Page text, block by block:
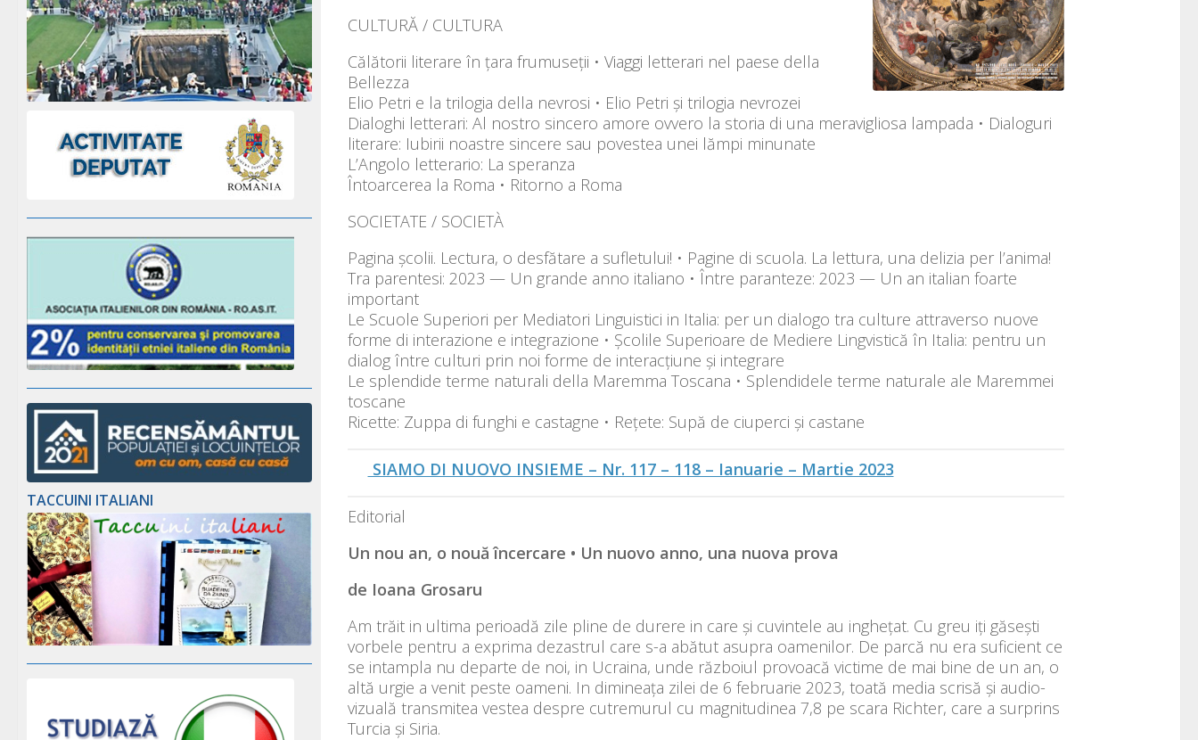
CULTURĂ / CULTURA
Călătorii literare în țara frumuseții • Viaggi letterari nel paese della
Bellezza
Elio Petri e la trilogia della nevrosi • Elio Petri și trilogia nevrozei
Dialoghi letterari: Al nostro sincero amore ovvero la storia di una meravigliosa lampada • Dialoguri
literare: Iubirii noastre sincere sau povestea unei lămpi minunate
L’Angolo letterario: La speranza
Întoarcerea la Roma • Ritorno a Roma
SOCIETATE / SOCIETÀ
Pagina școlii. Lectura, o desfătare a sufletului! • Pagine di scuola. La lettura, una delizia per l’anima!
Tra parentesi: 2023 — Un grande anno italiano • Între paranteze: 2023 — Un an italian foarte
important
Le Scuole Superiori per Mediatori Linguistici in Italia: per un dialogo tra culture attraverso nuove
forme di interazione e integrazione • Școlile Superioare de Mediere Lingvistică în Italia: pentru un
dialog între culturi prin noi forme de interacțiune și integrare
Le splendide terme naturali della Maremma Toscana • Splendidele terme naturale ale Maremmei
toscane
Ricette: Zuppa di funghi e castagne • Rețete: Supă de ciuperci și castane
SIAMO DI NUOVO INSIEME – Nr. 117 – 118 – Ianuarie – Martie 2023
Editorial
Un nou an, o nouă încercare • Un nuovo anno, una nuova prova
de Ioana Grosaru
Am trăit in ultima perioadă zile pline de durere in care și cuvintele au inghețat. Cu greu iți găsești
vorbele pentru a exprima dezastrul care s-a abătut asupra oamenilor. De parcă nu era suficient ce
se intampla nu departe de noi, in Ucraina, unde războiul provoacă victime de mai bine de un an, o
altă urgie a venit peste oameni. In dimineața zilei de 6 februarie 2023, toată media scrisă și audio-
vizuală transmitea vestea despre cutremurul cu magnitudinea 7,8 pe scara Richter, care a surprins
Turcia și Siria.
TACCUINI ITALIANI